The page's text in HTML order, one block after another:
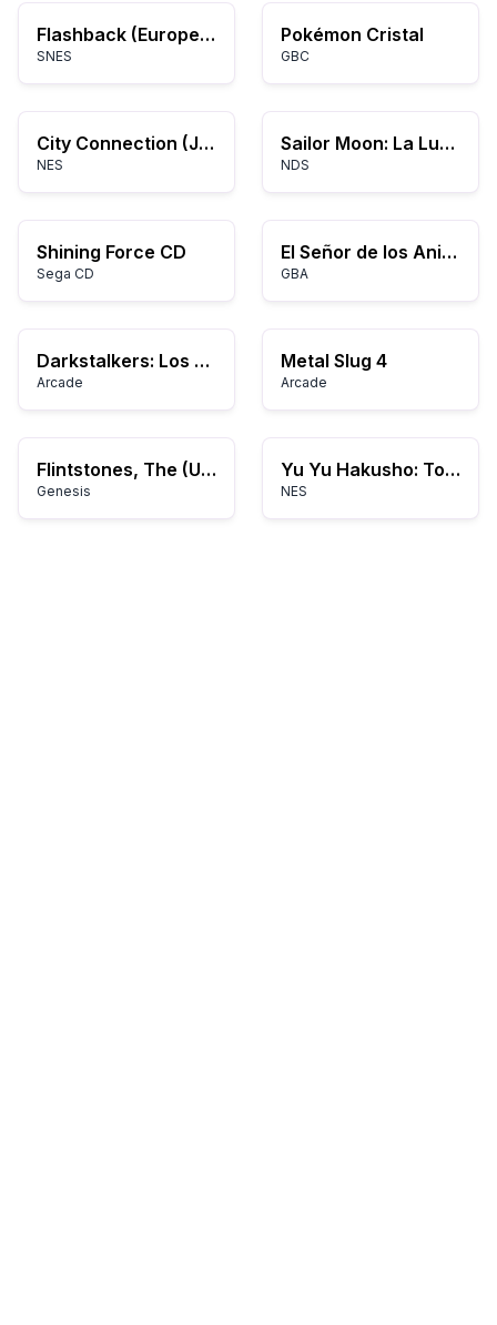
Flashback (Europe) (En,Fr,De)
SNES
Pokémon Cristal
GBC
City Connection (Japan)
NES
Sailor Moon: La Luna Splende
NDS
Shining Force CD
Sega CD
El Señor de los Anillos: El Retorno del Rey
GBA
Darkstalkers: Los Guerreros de la Noche
Arcade
Metal Slug 4
Arcade
Flintstones, The (USA)
Genesis
Yu Yu Hakusho: Torneo Oscuro
NES